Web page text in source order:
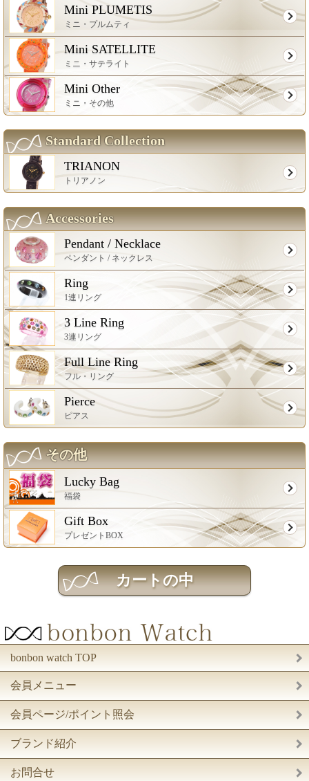
Mini PLUMETIS
ミニ・プルムティ
Mini SATELLITE
ミニ・サテライト
Mini Other
ミニ・その他
Standard Collection
TRIANON
トリアノン
Accessories
Pendant / Necklace
ペンダント / ネックレス
Ring
1連リング
3 Line Ring
3連リング
Full Line Ring
フル・リング
Pierce
ピアス
その他
Lucky Bag
福袋
Gift Box
プレゼントBOX
bonbon watch TOP
会員メニュー
会員ページ/ポイント照会
ブランド紹介
お問合せ